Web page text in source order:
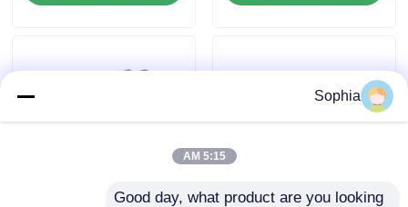
أخبار
الحفارات الغيار
Sophia
5:15 AM
Good day, what product are you looking